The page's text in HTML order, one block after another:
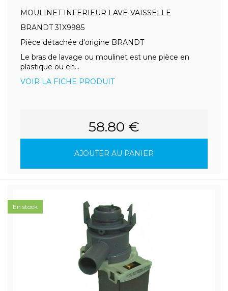
MOULINET INFERIEUR LAVE-VAISSELLE
BRANDT 31X9985
Pièce détachée d'origine BRANDT
Le bras de lavage ou moulinet est une pièce en
plastique ou en...
VOIR LA FICHE PRODUIT
58.80 €
AJOUTER AU PANIER
En stock